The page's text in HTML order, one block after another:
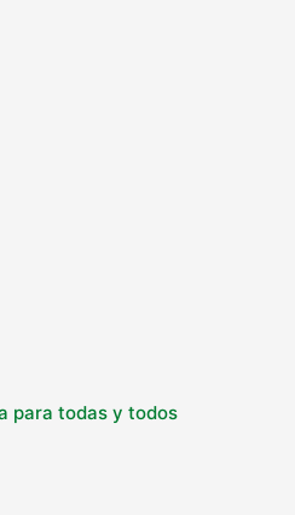
para todas y todos